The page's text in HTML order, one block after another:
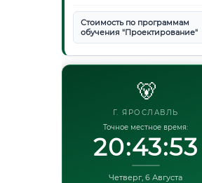
Стоимость по программам
обучения "Проектирование"
🐻
Г. ЯРОСЛАВЛЬ
Точное местное время:
20:43:54
Четверг, 6 Августа